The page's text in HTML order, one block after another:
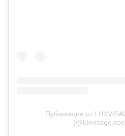
Публикация от